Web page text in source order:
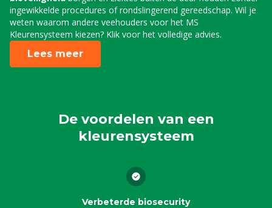
ingewikkelde procedures of rondslingerend gereedschap. Wil je
weten waarom andere veehouders voor het MS
Kleurensysteem kiezen? Klik voor het volledige advies.
Lees meer
De voordelen van een
kleurensysteem
Verbeterde biosecurity